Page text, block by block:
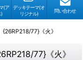
(ア
)
デッキテーマ(オ
リジナル)
問い合わせ
77}《火》
77}《火》